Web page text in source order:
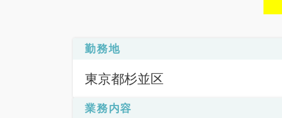
勤務地
東京都杉並区
業務内容